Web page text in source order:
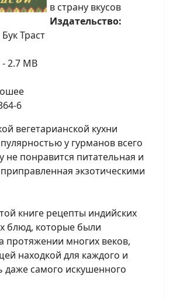
в страну вкусов
Издательство:
Траст
2.7 MB
6
вегетарианской кухни
у гурманов всего
не понравится питательная и
экзотическими
книге рецепты индийских
блюд, которые были
протяжении многих веков,
находкой для каждого и
даже самого искушенного